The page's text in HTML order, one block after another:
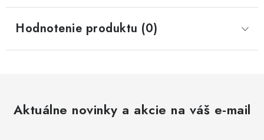
Hodnotenie produktu (0)
Aktuálne novinky a akcie na váš e-mail